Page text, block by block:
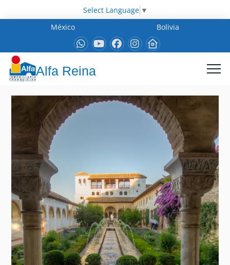
Select Language ▼
México
Bolivia
Alfa Reina